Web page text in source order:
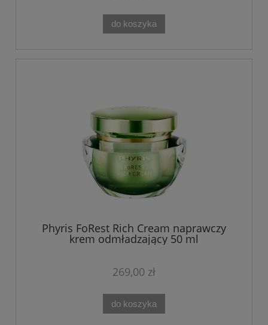
do koszyka
Phyris FoRest Rich Cream naprawczy
krem odmładzający 50 ml
269,00 zł
do koszyka